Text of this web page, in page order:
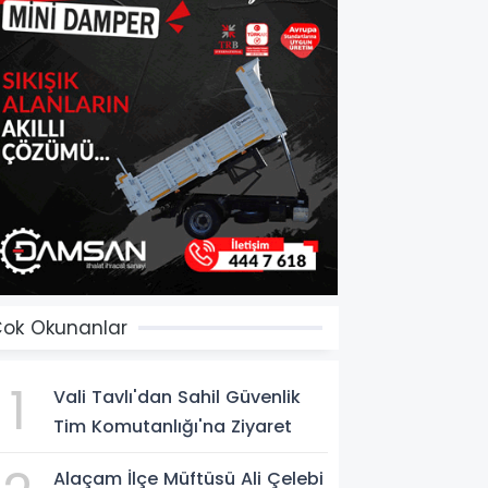
Okunanlar
1
Vali Tavlı'dan Sahil Güvenlik
Tim Komutanlığı'na Ziyaret
Alaçam İlçe Müftüsü Ali Çelebi